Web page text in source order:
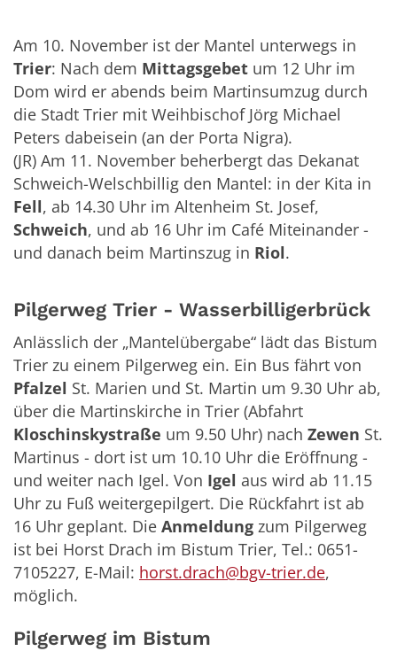
Am 10. November ist der Mantel unterwegs in
Trier: Nach dem Mittagsgebet um 12 Uhr im
Dom wird er abends beim Martinsumzug durch
die Stadt Trier mit Weihbischof Jörg Michael
Peters dabeisein (an der Porta Nigra).
(JR) Am 11. November beherbergt das Dekanat
Schweich-Welschbillig den Mantel: in der Kita in
Fell, ab 14.30 Uhr im Altenheim St. Josef,
Schweich, und ab 16 Uhr im Café Miteinander -
und danach beim Martinszug in Riol.
Pilgerweg Trier - Wasserbilligerbrück
Anlässlich der „Mantelübergabe“ lädt das Bistum
Trier zu einem Pilgerweg ein. Ein Bus fährt von
Pfalzel St. Marien und St. Martin um 9.30 Uhr ab,
über die Martinskirche in Trier (Abfahrt
Kloschinskystraße um 9.50 Uhr) nach Zewen St.
Martinus - dort ist um 10.10 Uhr die Eröffnung -
und weiter nach Igel. Von Igel aus wird ab 11.15
Uhr zu Fuß weitergepilgert. Die Rückfahrt ist ab
16 Uhr geplant. Die Anmeldung zum Pilgerweg
ist bei Horst Drach im Bistum Trier, Tel.: 0651-
7105227, E-Mail: horst.drach@bgv-trier.de,
möglich.
Pilgerweg im Bistum